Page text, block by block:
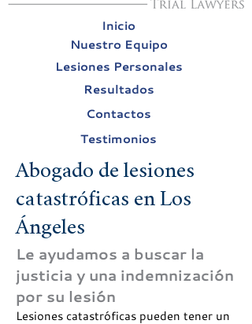
Inicio
Nuestro Equipo
Lesiones Personales
Resultados
Contactos
Testimonios
Abogado de lesiones
catastróficas en Los
Ángeles
Le ayudamos a buscar la
justicia y una indemnización
por su lesión
Lesiones catastróficas pueden tener un